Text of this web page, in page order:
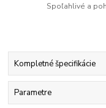
Spoľahlivé a
Kompletné špecifikácie
Parametre